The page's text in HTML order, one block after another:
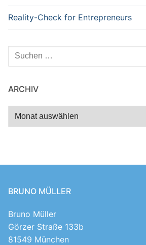
Reality-Check for Entrepreneurs
Suchen
nach:
ARCHIV
Archiv
BRUNO MÜLLER
Bruno Müller
Görzer Straße 133b
81549 München